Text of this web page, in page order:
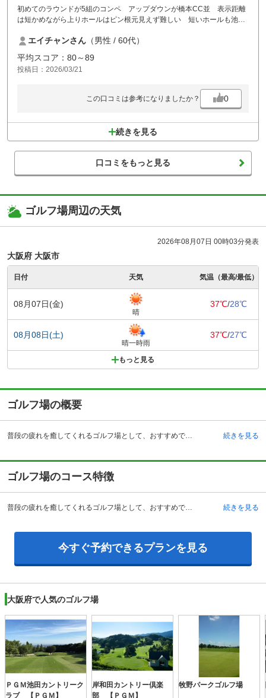
初めてのラウンドが5組のコンペ アップダウンが橋本CC並 表示距離
は短かめながら上りホールはピン根元見えず難しい 短いホールも池を
ットが少し多目かな ピン位置も難しく皆が楽しめたラウンドでした
エイチャンさん （男性 / 60代）
平均スコア：80～89
投稿日：2026/03/21
この口コミは参考になりましたか？ 0
続きを見る
口コミをもっと見る
ゴルフ場周辺の天気
2026年08月07日 00時03分発表
大阪府 大阪市
日付 天気 気温（最高/最低）
08月07日(金)
晴
37℃/28℃
08月08日(土)
晴一時雨
37℃/27℃
もっと見る
ゴルフ場の概要
普段の疲れを癒してくれるゴルフ場として、おすすめできるのが1976年開業の高槻カントリー倶楽部です。場所は、大阪府高槻市にあり、車で来る際は茨木インターチェンジより40分程度、国道171号線八丁畷から30分となります。その他にもＪＲ高槻駅から送迎バスが出ているので、車を持っていない人でもアクセスが便利です。また、高槻市営バスの停留所が高槻カントリー倶楽部の目の前にありますので、バスで行くことも可能です。クラブハウスはシンプルでありながら落ち着きのある作り。豊かな自然を感じながら、季節感を楽しめるゴルフ場です。レストランやお風呂も充実しているので、普段の疲れを癒してくれます。ロッカールームやお風呂も立派なので、女性のゴルファーにも嬉しいゴルフ場となっています。 続きを見る
ゴルフ場のコース特徴
普段の疲れを癒してくれるゴルフ場として、おすすめできるのが1976年開業の高槻カントリー倶楽部です。場所は、大阪府高槻市にあり、車で来る際は茨木インターチェンジより40分程度、国道171号線八丁畷から30分となります。その他にもＪＲ高槻駅から送迎バスが出ているので、車を持っていない人でもアクセスが便利です。また、高槻市営バスの停留所が高槻カントリー倶楽部の目の前にありますので、バスで行くことも可能です。クラブハウスはシンプルでありながら落ち着きのある作り。豊かな自然を感じながら、季節感を楽しめるゴルフ場です。レストランやお風呂も充実しているので、普段の疲れを癒してくれます。ロッカールームやお風呂も立派なので、女性のゴルファーにも嬉しいゴルフ場となっています。 続きを見る
今すぐ予約できるプランを見る
大阪府で人気のゴルフ場
ＰＧＭ池田カントリーク
ラブ 【ＰＧＭ】
岸和田カントリー倶楽
部 【ＰＧＭ】
牧野パークゴルフ場